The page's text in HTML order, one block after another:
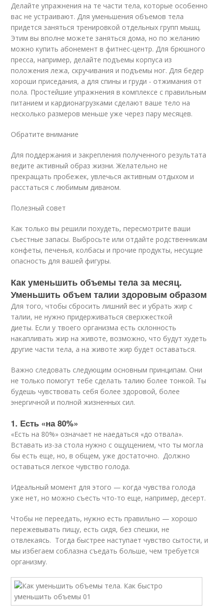
Делайте упражнения на те части тела, которые особенно
вас не устраивают. Для уменьшения объемов тела
придется заняться тренировкой отдельных групп мышц.
Этим вы вполне можете заняться дома, но по желанию
можно купить абонемент в фитнес-центр. Для брюшного
пресса, например, делайте подъемы корпуса из
положения лежа, скручивания и подъемы ног. Для бедер
хороши приседания, а для спины и груди - отжимания от
пола. Простейшие упражнения в комплексе с правильным
питанием и кардионагрузками сделают ваше тело на
несколько размеров меньше уже через пару месяцев.
Обратите внимание
Для поддержания и закрепления полученного результата
ведите активный образ жизни. Желательно не
прекращать пробежек, увлечься активным отдыхом и
расстаться с любимым диваном.
Полезный совет
Как только вы решили похудеть, пересмотрите ваши
съестные запасы. Выбросьте или отдайте родственникам
конфеты, печенья, колбасы и прочие продукты, несущие
опасность для вашей фигуры.
Как уменьшить объемы тела за месяц.
Уменьшить объем талии здоровым образом
Для того, чтобы сбросить лишний вес и убрать жир с
талии, не нужно придерживаться сверхжесткой
диеты. Если у твоего организма есть склонность
накапливать жир на животе, возможно, что будут худеть
другие части тела, а на животе жир будет оставаться.
Важно следовать следующим основным принципам. Они
не только помогут тебе сделать талию более тонкой. Ты
будешь чувствовать себя более здоровой, более
энергичной и полной жизненных сил.
1. Есть «на 80%»
«Есть на 80%» означает не наедаться «до отвала».
Вставать из-за стола нужно с ощущением, что ты могла
бы есть еще, но, в общем, уже достаточно. Должно
оставаться легкое чувство голода.
Идеальный момент для этого — когда чувства голода
уже нет, но можно съесть что-то еще, например, десерт.
Чтобы не переедать, нужно есть правильно — хорошо
пережевывать пищу, есть сидя, без спешки, не
отвлекаясь. Тогда быстрее наступает чувство сытости, и
мы избегаем соблазна съедать больше, чем требуется
организму.